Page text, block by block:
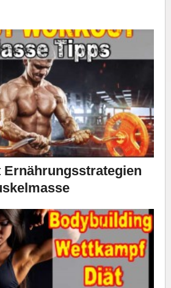
Ernährungsstrategien